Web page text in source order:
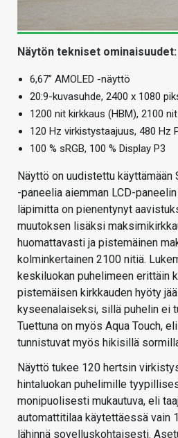
Näytön tekniset ominaisuudet:
6,67” AMOLED -näyttö
20:9-kuvasuhde, 2400 x 1080
1200 nit kirkkaus (HBM), 2100
120 Hz virkistystaajuus, 480 Hz
100 % sRGB, 100 % Display P3
Näyttö on uudistettu käyttämään
-paneelia aiemman LCD-
läpimitta on pienentynyt
muutoksen lisäksi
huomattavasti ja pistemäinen
kolminkertainen 2100 nitiä.
keskiluokan puhelimeen erittäin
pistemäisen kirkkauden hyöty
kyseenalaiseksi, sillä puhelin ei
Tuettuna on myös Aqua Touch,
tunnistuvat myös hikisillä
Näyttö tukee 120 hertsin
hintaluokan puhelimille
monipuolisesti mukautuva, eli
automattitilaa käytettäessä vain
lähinnä sovelluskohtaisesti.